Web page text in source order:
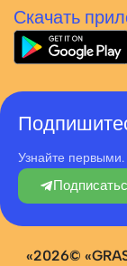
Скачать
Узнайте
«2026©